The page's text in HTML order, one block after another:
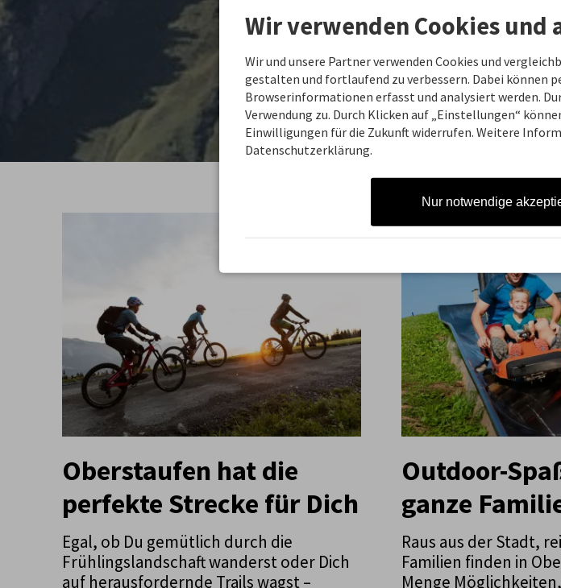
Oberstaufen hat die
perfekte Strecke für Dich
Egal, ob Du gemütlich durch die
Frühlingslandschaft wanderst oder Dich
auf herausfordernde Trails wagst –
Outdoor-
ganze
Raus aus der Stadt,
Familien finden in
Menge
Wir verwenden Cookies und
Wir und unsere Partner verwenden Cookies und
gestalten und fortlaufend zu verbessern. Dabei können
Browserinformationen erfasst und analysiert werden.
Verwendung zu. Durch Klicken auf „Einstellungen“
Einwilligungen für die Zukunft widerrufen. Weitere
Datenschutzerklärung.
Nur notwendige